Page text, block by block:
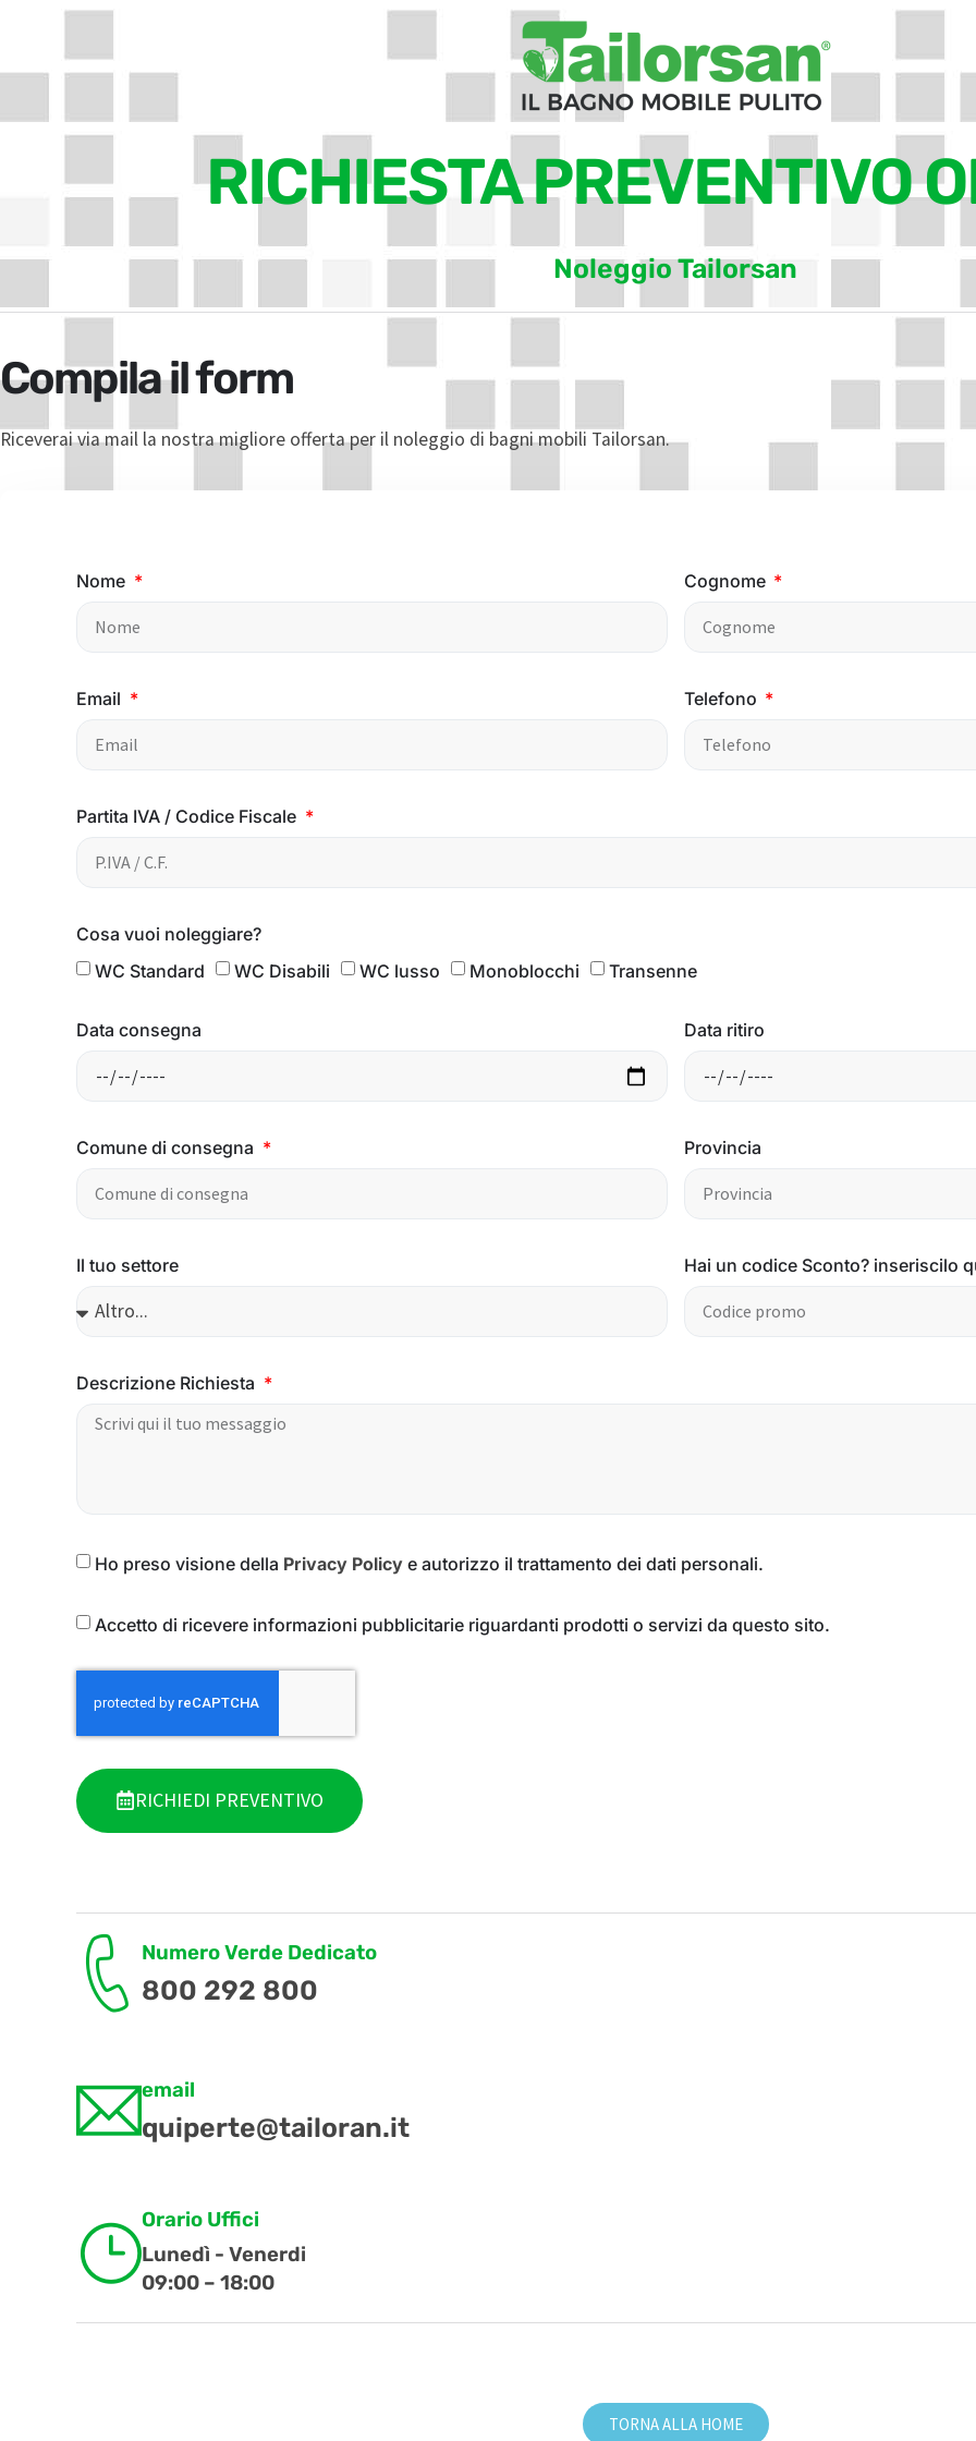
RICHIESTA PREVENTIVO
Noleggio Tailorsan
Compila il form
Riceverai via mail la nostra migliore offerta per il noleggio di bagni mobili Tailorsan.
Nome Cognome
Email Telefono
Partita IVA / Codice Fiscale
Cosa vuoi noleggiare?
WC Standard
WC Disabili WC lusso Monoblocchi Transenne
Data consegna Data ritiro
Comune di consegna Provincia
Il tuo settore Hai un codice Sconto? inseriscilo
Descrizione Richiesta
Ho preso visione della Privacy Policye autorizzo il trattamento dei dati personali.
Accetto di ricevere informazioni pubblicitarie riguardanti prodotti o servizi da questo sito.
RICHIEDI PREVENTIVO
Numero Verde Dedicato
800 292 800
email
quiperte@tailoran.it
Orario Uffici
Lunedì - Venerdi
09:00 – 18:00
TORNA ALLA HOME